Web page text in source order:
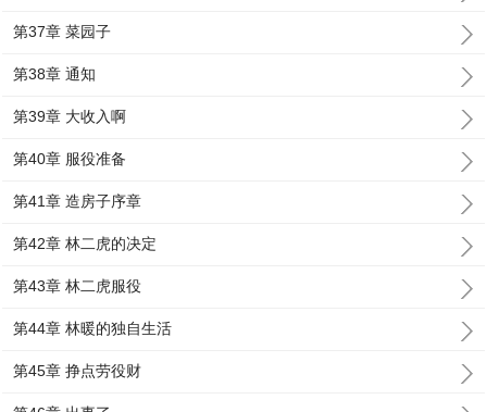
第37章 菜园子
第38章 通知
第39章 大收入啊
第40章 服役准备
第41章 造房子序章
第42章 林二虎的决定
第43章 林二虎服役
第44章 林暖的独自生活
第45章 挣点劳役财